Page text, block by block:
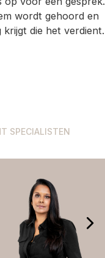
wordt gehoord en
die het verdient.
SPECIALISTEN